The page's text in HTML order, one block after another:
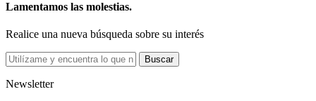
Lamentamos las molestias.
Realice una nueva búsqueda sobre su interés
Buscar
Newsletter